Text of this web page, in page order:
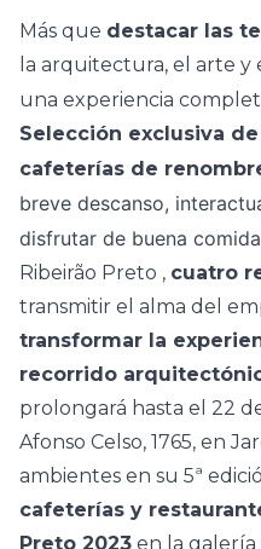
Más que destacar las
la arquitectura, el arte y
una experiencia
Selección exclusiva
cafeterías de
breve descanso,
disfrutar de buena
Ribeirão Preto , cuatro
transmitir el alma del
transformar la
recorrido
prolongará hasta el 22
Afonso Celso, 1765, en
ambientes en su 5ª
cafeterías y
Preto 2023 en la galería